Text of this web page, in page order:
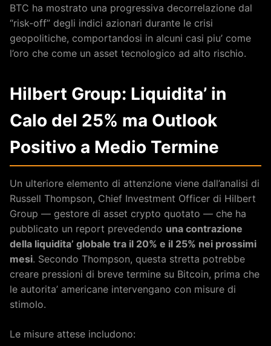
BTC ha mostrato una progressiva decorrelazione dal
“risk-off” degli indici azionari durante le crisi
geopolitiche, comportandosi in alcuni casi piu’ come
l’oro che come un asset tecnologico ad alto rischio.
Hilbert Group: Liquidita’ in
Calo del 25% ma Outlook
Positivo a Medio Termine
Un ulteriore elemento di attenzione viene dall’analisi di
Russell Thompson, Chief Investment Officer di Hilbert
Group — gestore di asset crypto quotato — che ha
pubblicato un report prevedendo una contrazione
della liquidita’ globale tra il 20% e il 25% nei prossimi
mesi. Secondo Thompson, questa stretta potrebbe
creare pressioni di breve termine su Bitcoin, prima che
le autorita’ americane intervengano con misure di
stimolo.
Le misure attese includono: